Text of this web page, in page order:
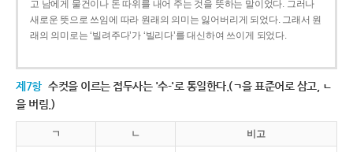
고 남에게 물건이나 돈 따위를 내어 주는 것을 뜻하는 말이었다. 그러나
새로운 뜻으로 쓰임에 따라 원래의 의미는 잃어버리게 되었다. 그래서 원
래의 의미로는 ‘빌려주다’가 ‘빌리다’를 대신하여 쓰이게 되었다.
제7항 수컷을 이르는 접두사는 '수-'로 통일한다.(ㄱ을 표준어로 삼고, ㄴ
을 버림.)
ㄱ ㄴ 비고